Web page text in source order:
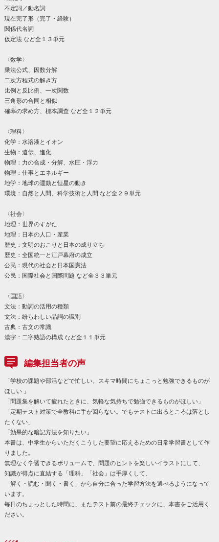
不定詞／動名詞
現在完了形（完了・経験）
関係代名詞
仮定法 など全１３単元
〈数学〉
乗法公式、因数分解
二次方程式の解き方
比例と反比例、一次関数
三角形の合同と相似
確率の求め方、標本調査 など全１２単元
〈理科〉
化学：水溶液とイオン
生物：遺伝、進化
物理：力の合成・分解、水圧・浮力
物理：仕事とエネルギー
地学：地球の運動と恒星の動き
環境：自然と人間、科学技術と人間 など全２９単元
〈社会〉
地理：世界のすがた
地理：日本の人口・産業
歴史：文明のおこりと日本の成り立ち
歴史：全国統一と江戸幕府の成立
公民：現代の社会と日本国憲法
公民：国際社会と国際問題 など全３３単元
〈国語〉
文法：動詞の活用の種類
文法：紛らわしい品詞の識別
古典：古文の常識
漢字：二字熟語の構成 など全１１単元
編集担当者の声
「学校の課題や部活などで忙しい。スキマ時間にちょこっと勉強できるものが
ほしい 」
「問題集を解いて疲れたときに、気軽な気持ちで勉強できるものがほしい」
「定期テスト対策で全教科に手が回らない。でもテストに出るところは落とし
たくない」
「効果的な暗記方法を知りたい」
本書は、中学生からいただくこうした要望に応えるための日常学習書として作
りました。
無理なく学習できるボリュームで、問題のヒントを楽しいイラストにして、
知識が得点に直結する「理科」「社会」は手厚くして、
「解く・読む・聞く・書く」から自分に合った学習方法を選べるようになって
います。
毎日のちょっとした時間に、またテスト前の最終チェックに、本書をご活用く
ださい。